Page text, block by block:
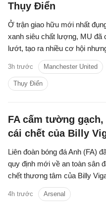
Thụy Điển
Ở trận giao hữu mới nhất
xanh siêu chất lượng, MU đã
lướt, tạo ra nhiều cơ hội
dụng không tốt nên đành chấp
3h trước Manchester United
Thụy Điển
FA cấm tường
cái chết của Billy
Liên đoàn bóng đá Anh (FA)
quy định mới về an toàn sân
chết thương tâm của Billy
4h trước Arsenal